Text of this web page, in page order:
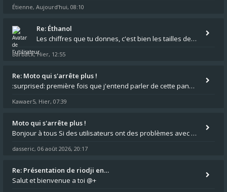
Étienne, Aujourd’hui, 08:10
Re: Éthanol
Les chiffres que tu donnes, c'est bien les tailles de gicleur ? Par contre tes "-2 tours" à quoi correspondent t'ils ?
Barback,Hier, 12:55
Re: Moto qui s'arrête plus !
:surprised: première fois que j'entend parler de cette panne ,ta moto aurait été maraboutée? :pretre:
Kawaer5, Hier, 07:39
Moto qui s'arrête plus !
Bonjour à tous Si des utilisateurs ont des problèmes avec leur moto qui démarre plus, la mienne ne coupe plus :?: - Je
dasseric, 06 août 2026, 20:17
Re: Présentation de riodji en…
Salut et bienvenue a toi @+